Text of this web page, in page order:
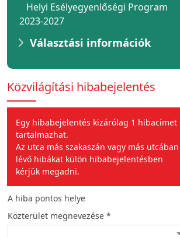
Helyi Esélyegyenlőségi Program
2023-2027
Választási információk
Közvilágítási hibabejelentés
Egy hibabejelentés kizárólag 1 hibacímet
tartalmazhat.
Az utca más szakaszán vagy más utcában
lévő hibákat külön hibabejelentésben
kérjük megadni.
A hiba pontos helye
Közterület megnevezése *